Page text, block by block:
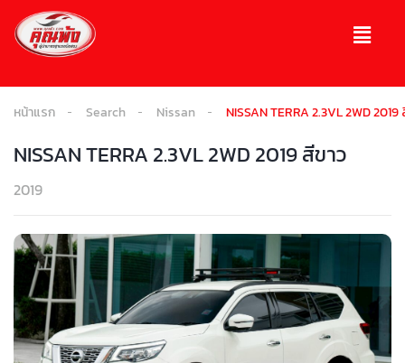
หน้าแรก Search Nissan NISSAN TERRA 2.3VL 2WD 2019
NISSAN TERRA 2.3VL 2WD 2019 สีขาว
2019